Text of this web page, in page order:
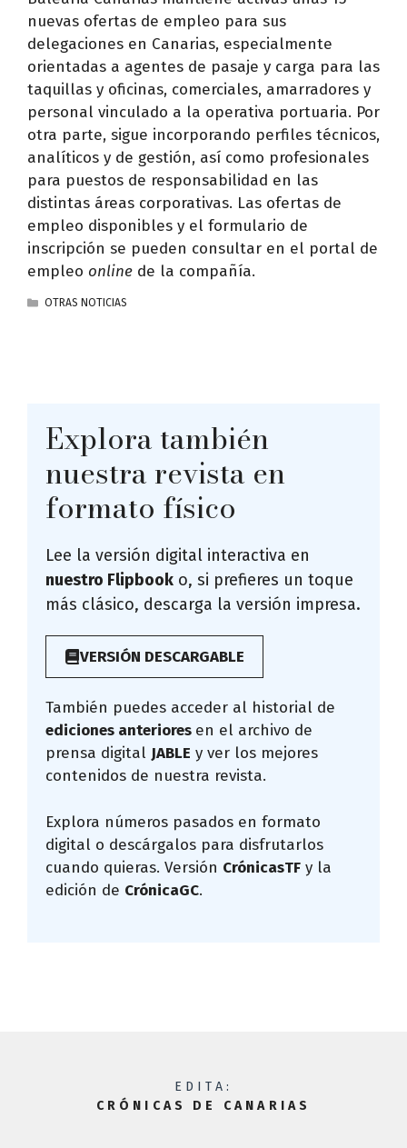
nuevas ofertas de empleo para sus
delegaciones en Canarias, especialmente
orientadas a agentes de pasaje y carga para las
taquillas y oficinas, comerciales, amarradores y
personal vinculado a la operativa portuaria. Por
otra parte, sigue incorporando perfiles técnicos,
analíticos y de gestión, así como profesionales
para puestos de responsabilidad en las
distintas áreas corporativas. Las ofertas de
empleo disponibles y el formulario de
inscripción se pueden consultar en el portal de
empleo online de la compañía.
CATEGORÍAS
OTRAS NOTICIAS
Explora también
nuestra revista en
formato físico
Lee la versión digital interactiva en
nuestro Flipbook o, si prefieres un toque
más clásico, descarga la versión impresa.
VERSIÓN DESCARGABLE
También puedes acceder al historial de
ediciones anteriores en el archivo de
prensa digital JABLE y ver los mejores
contenidos de nuestra revista.
Explora números pasados en formato
digital o descárgalos para disfrutarlos
cuando quieras. Versión CrónicasTF y la
edición de CrónicaGC.
EDITA:
CRÓNICAS DE CANARIAS